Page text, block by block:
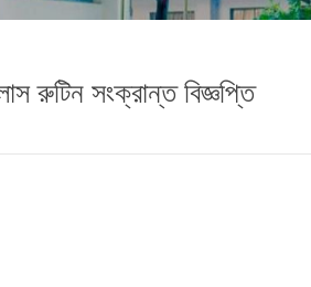
রুটিন সংক্রান্ত বিজ্ঞপ্তি